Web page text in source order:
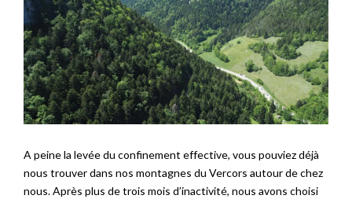
A peine la levée du confinement effective, vous pouviez déjà
nous trouver dans nos montagnes du Vercors autour de chez
nous. Après plus de trois mois d’inactivité, nous avons choisi